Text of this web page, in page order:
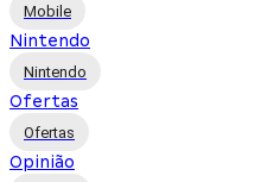
Mobile
Nintendo
Nintendo
Ofertas
Ofertas
Opinião